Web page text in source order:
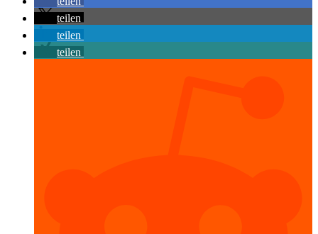
teilen
teilen
teilen